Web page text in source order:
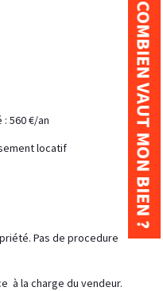
COMBIEN VAUT MON BIEN ?
560 €/an
locatif
Pas de procedure
à la charge du vendeur.